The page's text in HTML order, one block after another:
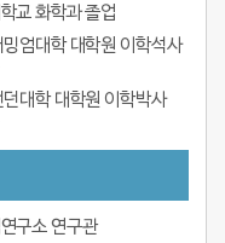
교 화학과 졸업
밍엄대학 대학원 이학석사
던대학 대학원 이학박사
구소 연구관